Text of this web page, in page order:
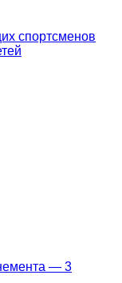
спортсменов
— 3